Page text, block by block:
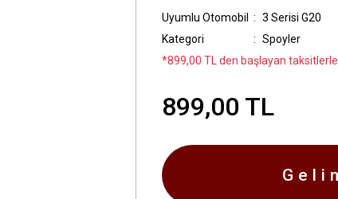
Uyumlu Otomobil
3 Serisi G20
Kategori
Spoyler
*899,00 TL den başlayan
899,00 TL